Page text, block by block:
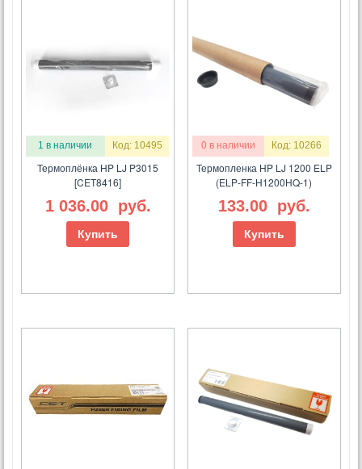
1 в наличии Код: 10495
Термоплёнка HP LJ P3015
[CET8416]
1 036.00 руб.
Купить
0 в наличии Код: 10266
Термопленка HP LJ 1200 ELP
(ELP-FF-H1200HQ-1)
133.00 руб.
Купить